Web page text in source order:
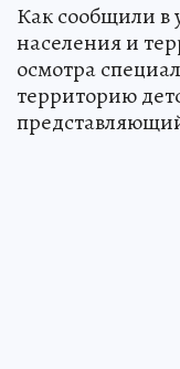
Как сообщили в
населения и
осмотра
территорию